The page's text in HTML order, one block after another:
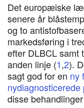
Det europæiske
senere år
og to
markedsføring i
efter DLBCL samt
anden linje (1,2).
sagt god for en ny
disse